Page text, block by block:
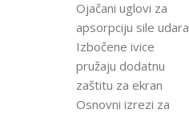
Ojačani uglovi za
apsorpciju sile udara
Izbočene ivice
pružaju dodatnu
zaštitu za ekran
Osnovni izrezi za